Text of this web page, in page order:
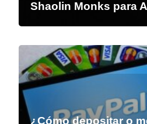
Shaolin Monks para
¿Cómo depositar o